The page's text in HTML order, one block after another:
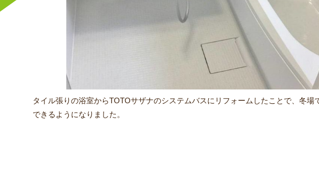
タイル張りの浴室からTOTOサザナのシステムバスにリフォームしたことで、冬場
できるようになりました。